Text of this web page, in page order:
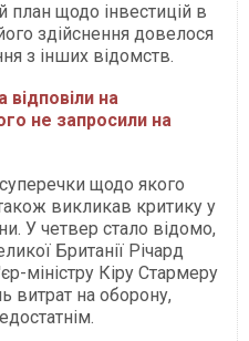
план щодо інвестицій в
здійснення довелося
з інших відомств.
на
не запросили на
щодо якого
викликав критику у
У четвер стало відомо,
Британії Річард
міністру Кіру Стармеру
витрат на оборону,